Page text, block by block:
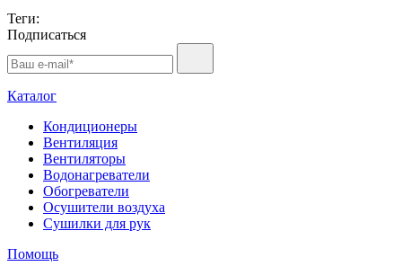
Теги:
Подписаться
Каталог
Кондиционеры
Вентиляция
Вентиляторы
Водонагреватели
Обогреватели
Осушители воздуха
Сушилки для рук
Помощь